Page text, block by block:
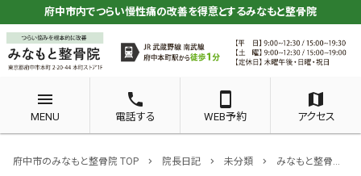
府中市内でつらい慢性痛の改善を得意とするみなもと整骨院
menu
MENU
phone
電話する
smartphone
WEB予約
map
アクセス
府中市のみなもと整骨院 TOP chevron_right 院長日記 chevron_right 未分類 chevron_right みなもと整骨院の治療目的